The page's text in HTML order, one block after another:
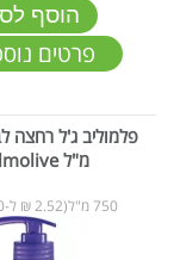
הוסף
פרטים
מ"ל Palmolive
750 מ"ל(2.52 ₪ ל-100 מ"ל)